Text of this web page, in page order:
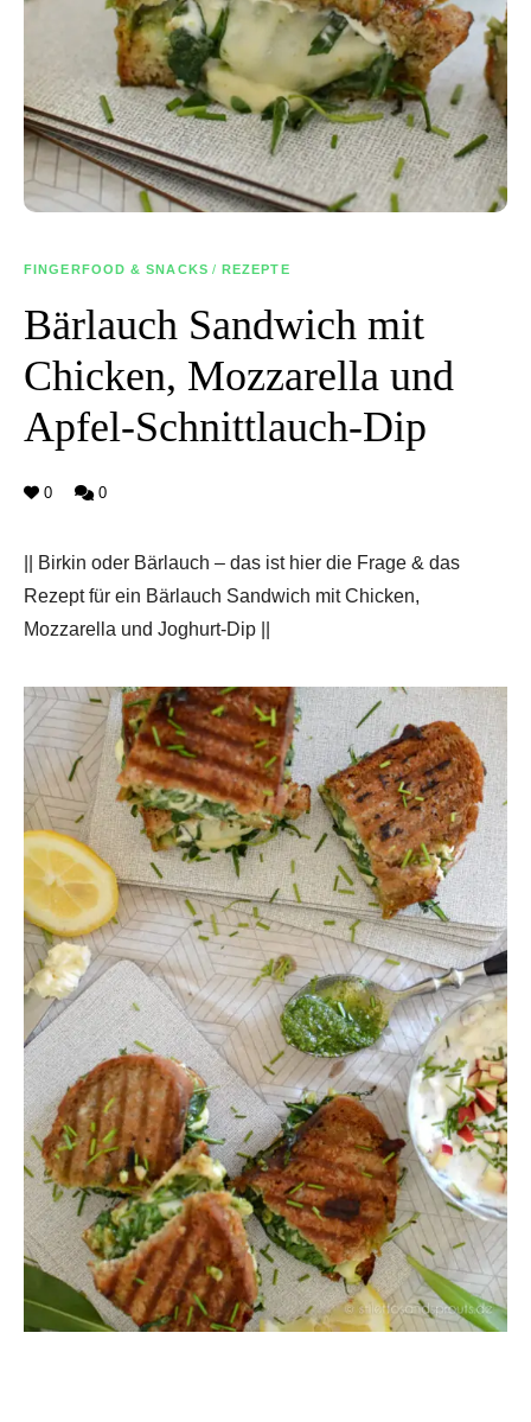
FINGERFOOD & SNACKS / REZEPTE
Bärlauch Sandwich mit
Chicken, Mozzarella und
Apfel-Schnittlauch-Dip
0 0
|| Birkin oder Bärlauch – das ist hier die Frage & das
Rezept für ein Bärlauch Sandwich mit Chicken,
Mozzarella und Joghurt-Dip ||